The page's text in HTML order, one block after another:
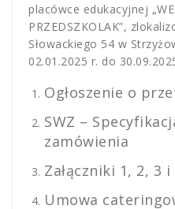
placówce edukacyjnej
PRZEDSZKOLAK”,
Słowackiego 54 w
02.01.2025 r. do
Ogłoszenie o
SWZ –
zamówienia
Załączniki 1, 2, 3 i
Umowa